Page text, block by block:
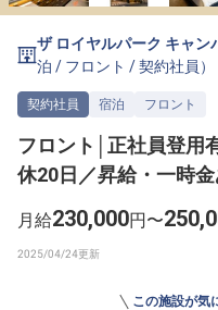
無料 転職サポ
ザ ロイヤルパーク キャン
泊 / フロント /契約社員 ）
契約社員 宿泊 フロント
フロント│正社員登用
休20日／昇給・一時金
月給230,000円〜
この施設が気